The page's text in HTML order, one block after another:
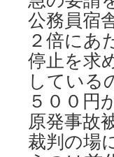
公務員宿
２倍にあ
停止を求
している
５００円
原発事故
裁判の場